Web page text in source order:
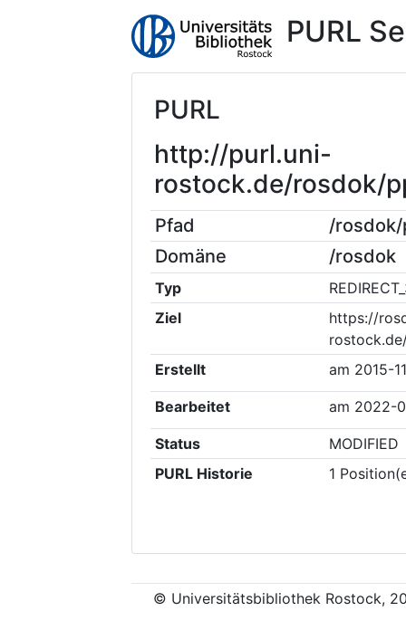
PURL
PURL
http://purl.uni-
rostock.de/rosdok/
Pfad
/
Domäne
/rosdok
Typ
Ziel
https://
Erstellt
am 2015-
Bearbeitet am 2022-
Status
MODIFIED
PURL Historie
1
© Universitätsbibliothek Rostock,